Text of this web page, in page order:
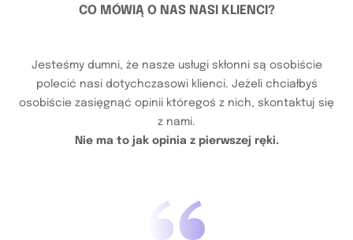
CO MÓWIĄ O NAS NASI KLIENCI?
Jesteśmy dumni, że nasze usługi skłonni są osobiście
polecić nasi dotychczasowi klienci. Jeżeli chciałbyś
osobiście zasięgnąć opinii któregoś z nich, skontaktuj się
z nami.
Nie ma to jak opinia z pierwszej ręki.